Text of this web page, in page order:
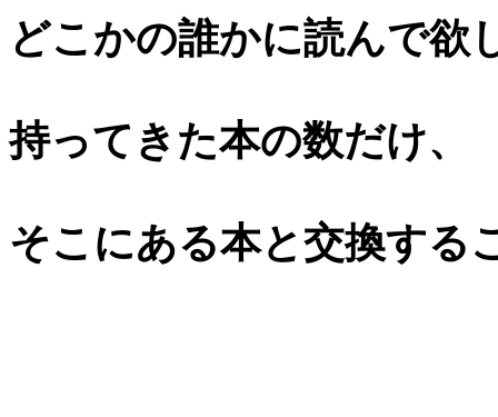
どこかの誰かに読んで欲
持ってきた本の数だけ、
そこにある本と交換する